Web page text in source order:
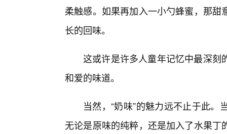
柔触感。如果再加入一小勺蜂蜜，那
长的回味。
这或许是许多人童年记忆中最深刻
和爱的味道。
当然，“奶味”的魅力远不止于此
无论是原味的纯粹，还是加入了水果